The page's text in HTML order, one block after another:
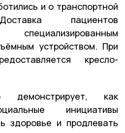
и о транспортной
пациентов
устройством. При
кресло-
демонстрирует, как
инициативы
здоровье и продлевать